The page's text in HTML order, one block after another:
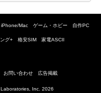
iPhone/Mac ゲーム・ホビー 自作PC
グ+ 格安SIM 家電ASCII
お問い合わせ 広告掲載
Inc. 2026